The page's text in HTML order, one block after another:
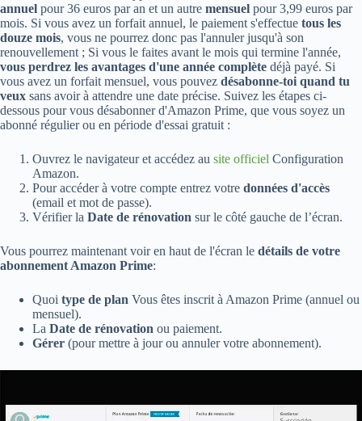
annuel pour 36 euros par an et un autre mensuel pour 3,99 euros par
mois. Si vous avez un forfait annuel, le paiement s'effectue tous les
douze mois, vous ne pourrez donc pas l'annuler jusqu'à son
renouvellement ; Si vous le faites avant le mois qui termine l'année,
vous perdrez les avantages d'une année complète déjà payé. Si
vous avez un forfait mensuel, vous pouvez désabonne-toi quand tu
veux sans avoir à attendre une date précise. Suivez les étapes ci-
dessous pour vous désabonner d'Amazon Prime, que vous soyez un
abonné régulier ou en période d'essai gratuit :
Ouvrez le navigateur et accédez au site officiel Configuration
Amazon.
Pour accéder à votre compte entrez votre données d'accès
(email et mot de passe).
Vérifier la Date de rénovation sur le côté gauche de l’écran.
Vous pourrez maintenant voir en haut de l'écran le détails de votre
abonnement Amazon Prime:
Quoi type de plan Vous êtes inscrit à Amazon Prime (annuel ou
mensuel).
La Date de rénovation ou paiement.
Gérer (pour mettre à jour ou annuler votre abonnement).